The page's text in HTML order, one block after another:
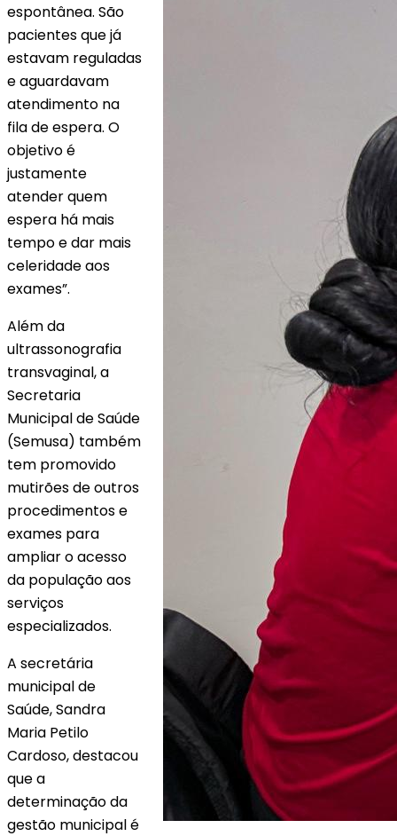
espontânea. São
pacientes que já
estavam reguladas
e aguardavam
atendimento na
fila de espera. O
objetivo é
justamente
atender quem
espera há mais
tempo e dar mais
celeridade aos
exames”.
Além da
ultrassonografia
transvaginal, a
Secretaria
Municipal de Saúde
(Semusa) também
tem promovido
mutirões de outros
procedimentos e
exames para
ampliar o acesso
da população aos
serviços
especializados.
A secretária
municipal de
Saúde, Sandra
Maria Petilo
Cardoso, destacou
que a
determinação da
gestão municipal é